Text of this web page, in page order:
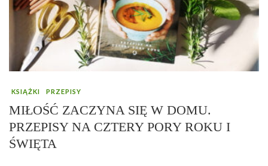
KSIĄŻKI PRZEPISY
MIŁOŚĆ ZACZYNA SIĘ W DOMU.
PRZEPISY NA CZTERY PORY ROKU I
ŚWIĘTA